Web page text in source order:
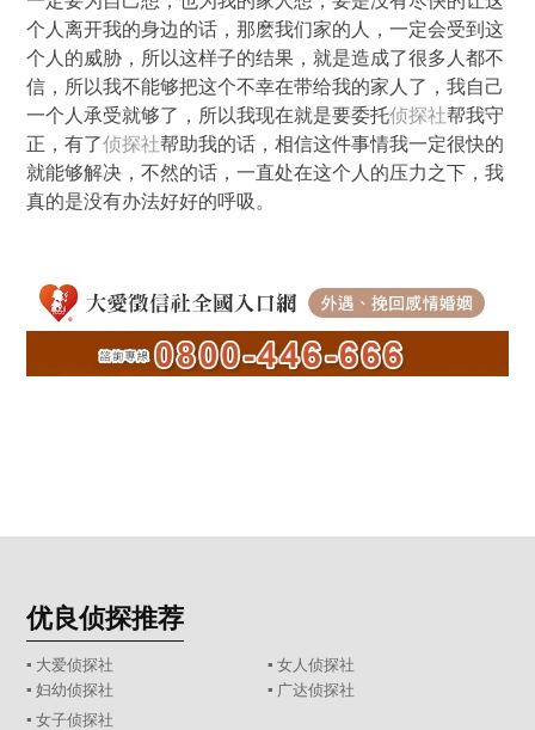
个人离开我的身边的话，那麽我们家的人，一定会受到这
个人的威胁，所以这样子的结果，就是造成了很多人都不
信，所以我不能够把这个不幸在带给我的家人了，我自己
一个人承受就够了，所以我现在就是要委托侦探社帮我守
正，有了侦探社帮助我的话，相信这件事情我一定很快的
就能够解决，不然的话，一直处在这个人的压力之下，我
真的是没有办法好好的呼吸。
优良侦探推荐
▪ 大爱侦探社
▪ 女人侦探社
▪ 妇幼侦探社
▪ 广达侦探社
▪ 女子侦探社